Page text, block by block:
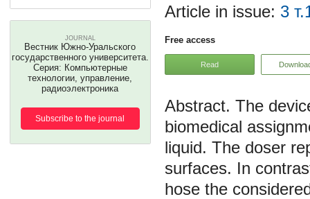
JOURNAL
Вестник Южно-Уральского
государственного университета.
Серия: Компьютерные
технологии, управление,
радиоэлектроника
Subscribe to the journal
Article in issue: 3
Free access
Read
The
biomedical
liquid. The doser
surfaces. In
hose the